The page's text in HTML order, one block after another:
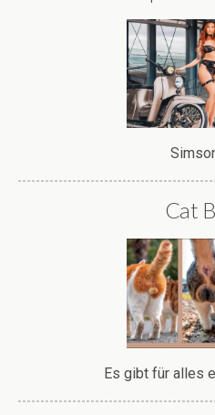
Cat
Es gibt für alles